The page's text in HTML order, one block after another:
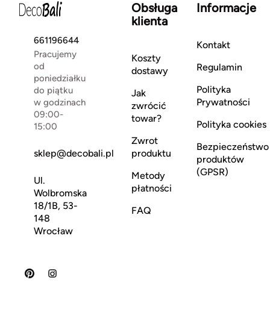
661196644
Pracujemy
od
poniedziałku
do piątku
w godzinach
09:00-
15:00
sklep@decobali.pl
Ul.
Wolbromska
18/1B, 53-
148
Wrocław
Obsługa
klienta
Koszty
dostawy
Jak
zwrócić
towar?
Zwrot
produktu
Metody
płatności
FAQ
Informacje
Kontakt
Regulamin
Polityka
Prywatności
Polityka cookies
Bezpieczeństwo
produktów
(GPSR)